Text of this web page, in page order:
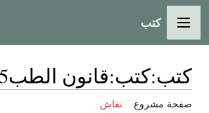
القائمة الرئيسية
كتب
كتب:كتب:قانون الطب475
صفحة مشروع نقاش